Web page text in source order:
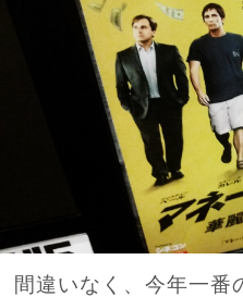
間違いなく、今年一番